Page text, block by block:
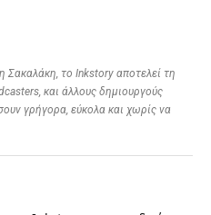
το Inkstory αποτελεί τη
και άλλους δημιουργούς
γρήγορα, εύκολα και χωρίς να